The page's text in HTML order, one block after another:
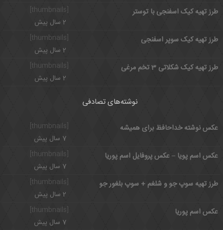
طرز تهیه کیک اسفنجی با توستر
2 سال پیش
[thumbnails]
طرز تهیه کیک سوپر اسفنجی
2 سال پیش
طرز تهیه کیک شکلاتی 3 تخم مرغی
2 سال پیش
نوشته‌های تصادفی
[thumbnails] عکس نوشته خداحافظ برای همیشه
7 سال پیش
عکس اسم پویا – عکس پروفایل اسم پوریا
7 سال پیش
[thumbnails]
طرز تهیه سوپ جو و شلغم + سوپ بلغور جو
2 سال پیش
عکس اسم پوریا
7 سال پیش